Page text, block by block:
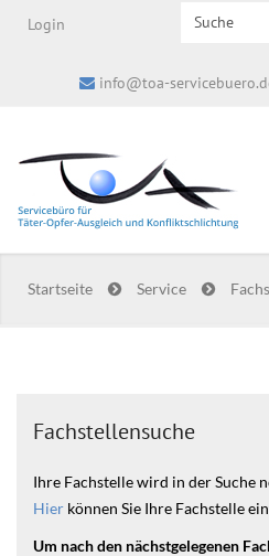
Login
Search this
info@toa-
Startseite Service
Fachstellensuche
Ihre Fachstelle wird in der Suche
Hier können Sie Ihre Fachstelle
Um nach den nächstgelegenen